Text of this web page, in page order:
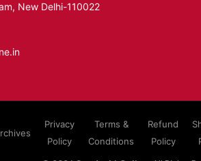
New Delhi-110022
Privacy
Policy
Terms &
Conditions
Refund
Policy